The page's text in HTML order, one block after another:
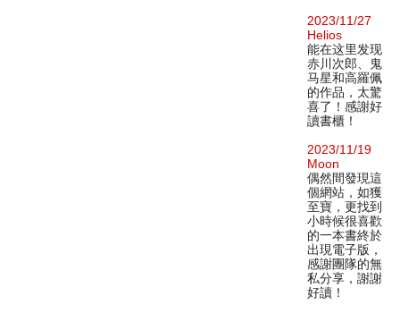
2023/11/27
Helios
能在这里发现
赤川次郎、鬼
马星和高羅佩
的作品，太驚
喜了！感謝好
讀書櫃！
2023/11/19
Moon
偶然間發現這
個網站，如獲
至寶，更找到
小時候很喜歡
的一本書終於
出現電子版，
感謝團隊的無
私分享，謝謝
好讀！